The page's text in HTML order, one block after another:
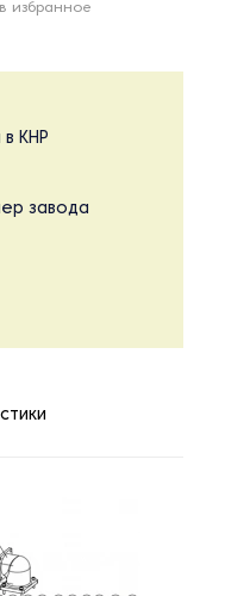
избранное
в КНР
завода